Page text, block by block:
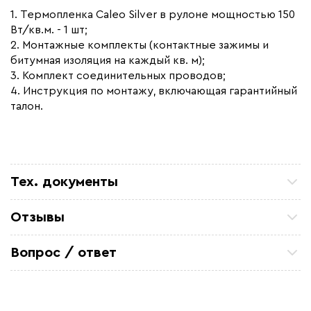
1. Термопленка Caleo Silver в рулоне мощностью 150
Вт/кв.м. - 1 шт;
2. Монтажные комплекты (контактные зажимы и
битумная изоляция на каждый кв. м);
3. Комплект соединительных проводов;
4. Инструкция по монтажу, включающая гарантийный
талон.
Тех. документы
полы Caleo
Отзывы
ТСЖ 15/43 Закупали кабель для очистных
коммуникаций. Все отлично. по цене и срокам
устроило
Вопрос / ответ